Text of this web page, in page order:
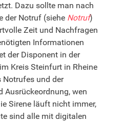
Dazu sollte man nach
der Notruf (siehe Notruf)
Zeit und Nachfragen
Informationen
der Disponent in der
Kreis Steinfurt in Rheine
Notrufes und der
Ausrückeordnung, wen
Sirene läuft nicht immer,
sind alle mit digitalen